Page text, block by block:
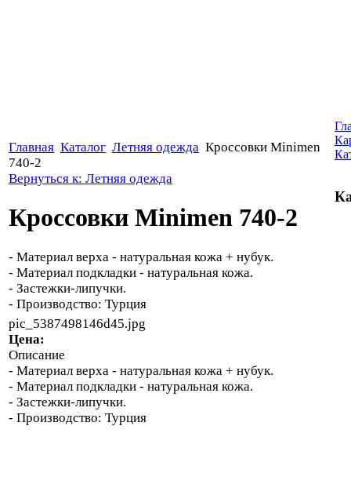
Главная Каталог Летняя одежда Кроссовки Minimen
740-2
Вернуться к: Летняя одежда
Кроссовки Minimen 740-2
- Материал верха - натуральная кожа + нубук.
- Материал подкладки - натуральная кожа.
- Застежки-липучки.
- Производство: Турция
pic_5387498146d45.jpg
Цена:
Описание
- Материал верха - натуральная кожа + нубук.
- Материал подкладки - натуральная кожа.
- Застежки-липучки.
- Производство: Турция